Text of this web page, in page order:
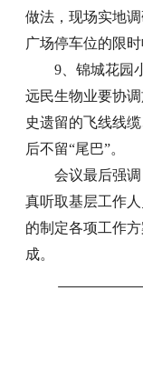
做法，现场实地
广场停车位的限时
9、锦城花园
远民生物业要协
史遗留的飞线线
后不留“尾巴”。
会议最后强
真听取基层工作
的制定各项工作
成。
2023
（共